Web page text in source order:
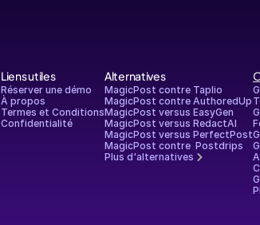
Liens utiles
Réserver une démo
À propos
Termes et Conditions
Confidentialité
Alternatives
MagicPost contre Taplio
MagicPost contre AuthoredUp
MagicPost versus EasyGen
MagicPost versus RedactAI
MagicPost versus PerfectPost
MagicPost contre  Postdrips
Plus d'alternatives